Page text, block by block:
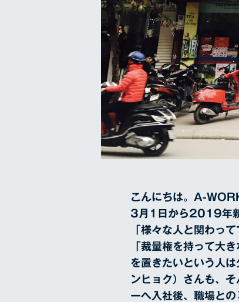
こんにちは。A-
3月1日から2019年新
「様々な人と関わっ
「裁量権を持って大
を置きたいという人
ンヒョク）さんも、
ーへ入社後、職場と